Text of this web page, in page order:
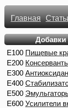
Главная
Добавки
E100 Пищевые
E200
E300
E400
E500
E600 Усилители